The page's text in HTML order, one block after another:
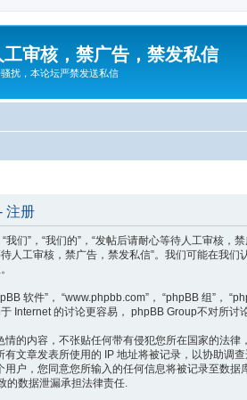
审核，禁广告，禁发私信
扰，本论坛严禁发送私信
注册
们”，“我们的”，“发帖后请耐心等待人工审核
人工审核，禁广告，禁发私信”。我们可能在我
软件”， “www.phpbb.com”， “phpBB 组”，
Internet 的讨论更容易， phpBB Group不对所
的内容，不张贴任何带有侵犯您所在国家的法
文章发表所使用的 IP 地址将被记录，以协助调
户，您同意您所输入的任何信息将被记录至数
的数据泄漏承担法律责任.